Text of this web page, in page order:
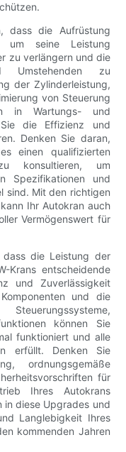
dass die Aufrüstung
um seine Leistung
zu verlängern und die
Umstehenden zu
der Zylinderleistung,
von Steuerung
in Wartungs- und
Sie die Effizienz und
Denken Sie daran,
einen qualifizierten
konsultieren, um
Spezifikationen und
sind. Mit den richtigen
Ihr Autokran auch
Vermögenswert für
dass die Leistung der
Krans entscheidende
und Zuverlässigkeit
und die
können Sie
funktioniert und alle
erfüllt. Denken Sie
ordnungsgemäße
für
Ihres Autokrans
in diese Upgrades und
Langlebigkeit Ihres
kommenden Jahren